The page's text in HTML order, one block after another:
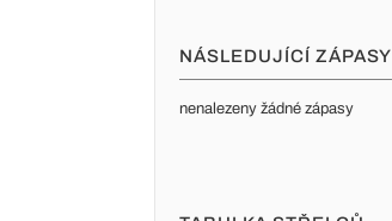
NÁSLEDUJÍCÍ ZÁPASY
nenalezeny žádné zápasy